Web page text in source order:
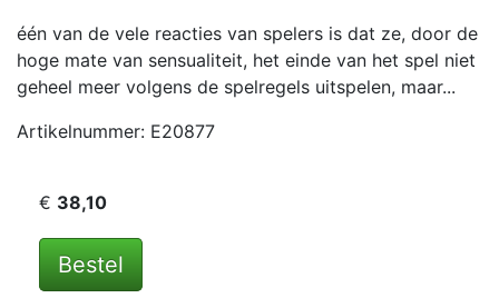
één van de vele reacties van spelers is dat ze, door de
hoge mate van sensualiteit, het einde van het spel niet
geheel meer volgens de spelregels uitspelen, maar...
Artikelnummer: E20877
€ 38,10
Bestel